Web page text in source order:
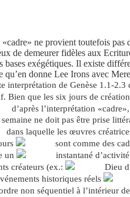
ne provient toutefois pas
de demeurer fidèles aux
bases exégétiques. Il existe
qu’en donne Lee Irons avec
interprétation de Genèse 1.1-
Bien que les six jours de
d’après l’interprétation
ne doit pas être prise
dans laquelle les œuvres
sont comme des
un
instantané
créateurs (ex.:
Dieu
historiques réels
non séquentiel à l’intérieur